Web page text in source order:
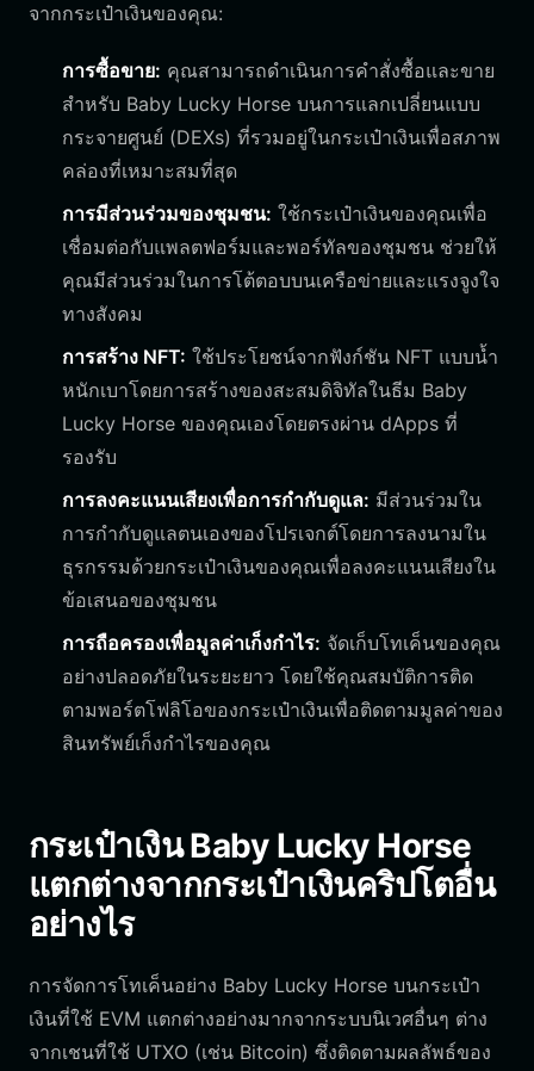
จากกระเป๋าเงินของคุณ:
การซื้อขาย: คุณสามารถดำเนินการคำสั่งซื้อและขาย
สำหรับ Baby Lucky Horse บนการแลกเปลี่ยนแบบ
กระจายศูนย์ (DEXs) ที่รวมอยู่ในกระเป๋าเงินเพื่อสภาพ
คล่องที่เหมาะสมที่สุด
การมีส่วนร่วมของชุมชน: ใช้กระเป๋าเงินของคุณเพื่อ
เชื่อมต่อกับแพลตฟอร์มและพอร์ทัลของชุมชน ช่วยให้
คุณมีส่วนร่วมในการโต้ตอบบนเครือข่ายและแรงจูงใจ
ทางสังคม
การสร้าง NFT: ใช้ประโยชน์จากฟังก์ชัน NFT แบบน้ำ
หนักเบาโดยการสร้างของสะสมดิจิทัลในธีม Baby
Lucky Horse ของคุณเองโดยตรงผ่าน dApps ที่
รองรับ
การลงคะแนนเสียงเพื่อการกำกับดูแล: มีส่วนร่วมใน
การกำกับดูแลตนเองของโปรเจกต์โดยการลงนามใน
ธุรกรรมด้วยกระเป๋าเงินของคุณเพื่อลงคะแนนเสียงใน
ข้อเสนอของชุมชน
การถือครองเพื่อมูลค่าเก็งกำไร: จัดเก็บโทเค็นของคุณ
อย่างปลอดภัยในระยะยาว โดยใช้คุณสมบัติการติด
ตามพอร์ตโฟลิโอของกระเป๋าเงินเพื่อติดตามมูลค่าของ
สินทรัพย์เก็งกำไรของคุณ
กระเป๋าเงิน Baby Lucky Horse
แตกต่างจากกระเป๋าเงินคริปโตอื่น
อย่างไร
การจัดการโทเค็นอย่าง Baby Lucky Horse บนกระเป๋า
เงินที่ใช้ EVM แตกต่างอย่างมากจากระบบนิเวศอื่นๆ ต่าง
จากเชนที่ใช้ UTXO (เช่น Bitcoin) ซึ่งติดตามผลลัพธ์ของ